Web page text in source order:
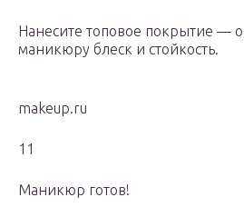
Нанесите топовое покрытие —
маникюру блеск и стойкость.
makeup.ru
11
Маникюр готов!